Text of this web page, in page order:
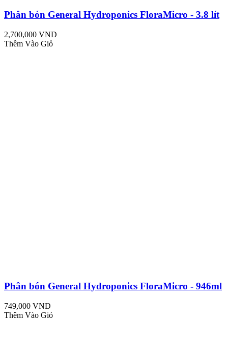
Phân bón General Hydroponics FloraMicro - 3.8 lít
2,700,000 VND
Thêm Vào Giỏ
Phân bón General Hydroponics FloraMicro - 946ml
749,000 VND
Thêm Vào Giỏ